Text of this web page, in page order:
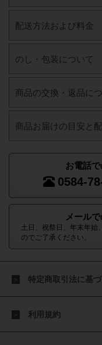
配送方法および料金
のし・包装について
商品の交換・返品に
商品お届けの目安と
お電話
0584-
メール
土日、祝祭日、年末年始
のでご了承ください。
特定商取引法に基
利用規約